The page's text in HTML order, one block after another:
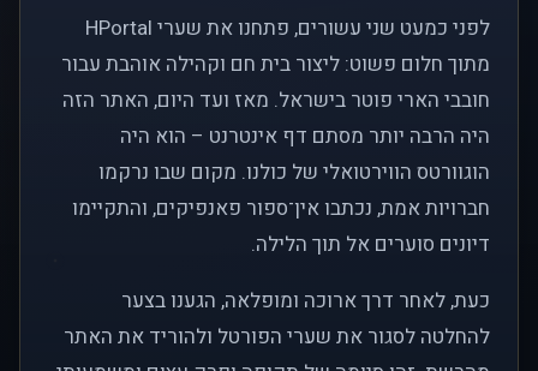
לפני כמעט שני עשורים, פתחנו את שערי HPortal
מתוך חלום פשוט: ליצור בית חם וקהילה אוהבת עבור
חובבי הארי פוטר בישראל. מאז ועד היום, האתר הזה
היה הרבה יותר מסתם דף אינטרנט – הוא היה
הוגוורטס הווירטואלי של כולנו. מקום שבו נרקמו
חברויות אמת, נכתבו אין־ספור פאנפיקים, והתקיימו
דיונים סוערים אל תוך הלילה.
כעת, לאחר דרך ארוכה ומופלאה, הגענו בצער
להחלטה לסגור את שערי הפורטל ולהוריד את האתר